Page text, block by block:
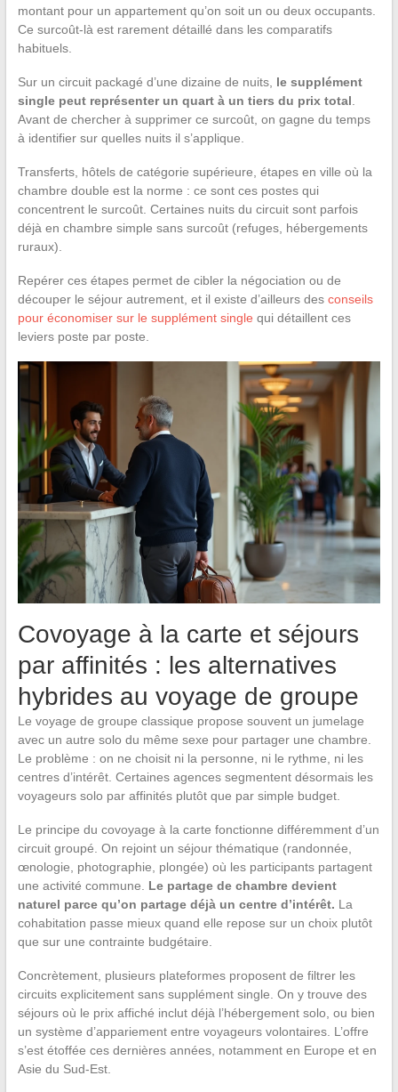
montant pour un appartement qu’on soit un ou deux occupants.
Ce surcoût-là est rarement détaillé dans les comparatifs
habituels.
Sur un circuit packagé d’une dizaine de nuits, le supplément
single peut représenter un quart à un tiers du prix total
Avant de chercher à supprimer ce surcoût, on gagne du temps
à identifier sur quelles nuits il s’applique.
Transferts, hôtels de catégorie supérieure, étapes en ville où la
chambre double est la norme : ce sont ces postes qui
concentrent le surcoût. Certaines nuits du circuit sont parfois
déjà en chambre simple sans surcoût (refuges, hébergements
ruraux).
Repérer ces étapes permet de cibler la négociation ou de
découper le séjour autrement, et il existe d’ailleurs des conseils
pour économiser sur le supplément single qui détaillent ces
leviers poste par poste.
Covoyage à la carte et séjours
par affinités : les alternatives
hybrides au voyage de groupe
Le voyage de groupe classique propose souvent un jumelage
avec un autre solo du même sexe pour partager une chambre.
Le problème : on ne choisit ni la personne, ni le rythme, ni les
centres d’intérêt. Certaines agences segmentent désormais les
voyageurs solo par affinités plutôt que par simple budget.
Le principe du covoyage à la carte fonctionne différemment d’un
circuit groupé. On rejoint un séjour thématique (randonnée,
œnologie, photographie, plongée) où les participants partagent
une activité commune. Le partage de chambre devient
naturel parce qu’on partage déjà un centre d’intérêt. La
cohabitation passe mieux quand elle repose sur un choix plutôt
que sur une contrainte budgétaire.
Concrètement, plusieurs plateformes proposent de filtrer les
circuits explicitement sans supplément single. On y trouve des
séjours où le prix affiché inclut déjà l’hébergement solo, ou bien
un système d’appariement entre voyageurs volontaires. L’offre
s’est étoffée ces dernières années, notamment en Europe et en
Asie du Sud-Est.